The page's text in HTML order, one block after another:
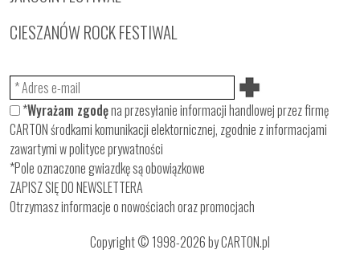
CIESZANÓW ROCK FESTIWAL
*Wyrażam zgodęna przesyłanie informacji handlowej przez firmę
CARTON środkami komunikacji elektornicznej, zgodnie z informacjami
zawartymi wpolityce prywatności
*Pole oznaczone gwiazdkę są obowiązkowe
ZAPISZ SIĘ DO NEWSLETTERA
Otrzymasz informacje o nowościach oraz promocjach
Copyright © 1998-2026 by CARTON.pl